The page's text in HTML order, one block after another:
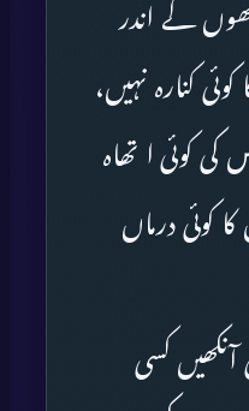
کے اندر
کنارہ نہیں،
کوئی ا تھاہ
کوئی درماں
کسی